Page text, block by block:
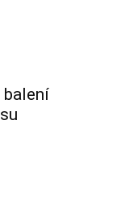
balení